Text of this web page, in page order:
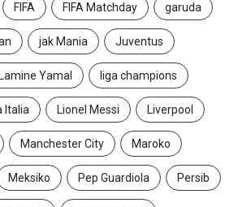
FIFA FIFA Matchday garuda
jak Mania Juventus
Lamine Yamal liga champions
Italia Lionel Messi Liverpool
Manchester City Maroko
Meksiko Pep Guardiola Persib